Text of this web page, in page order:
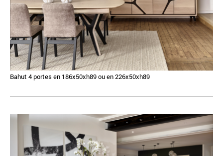
Bahut 4 portes en 186x50xh89 ou en 226x50xh89